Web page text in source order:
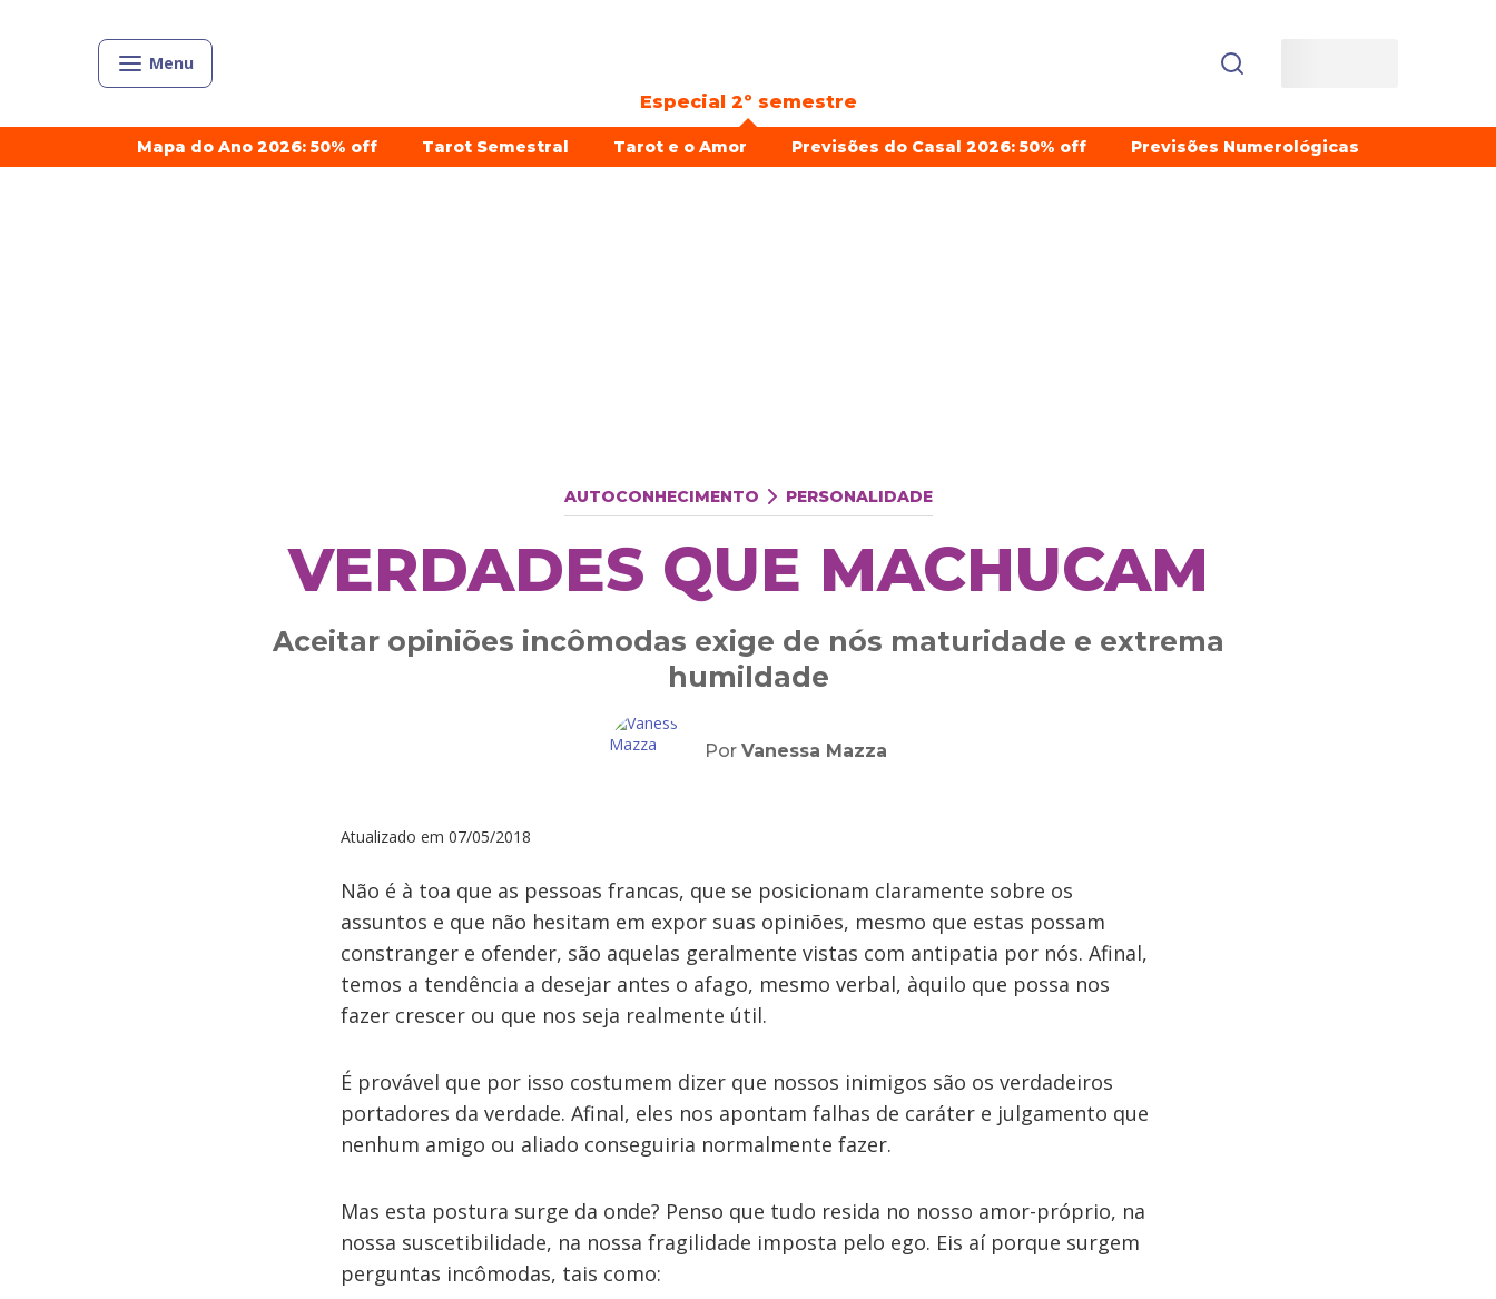
Menu
Especial 2º semestre
Mapa do Ano 2026: 50% off Tarot Semestral Tarot e o Amor Previsões do Casal 2026: 50% off Previsões Numerológicas
AUTOCONHECIMENTO PERSONALIDADE
VERDADES QUE MACHUCAM
Aceitar opiniões incômodas exige de nós maturidade e extrema
humildade
Por Vanessa Mazza
Atualizado em 07/05/2018
Não é à toa que as pessoas francas, que se posicionam claramente sobre os
assuntos e que não hesitam em expor suas opiniões, mesmo que estas possam
constranger e ofender, são aquelas geralmente vistas com antipatia por nós. Afinal,
temos a tendência a desejar antes o afago, mesmo verbal, àquilo que possa nos
fazer crescer ou que nos seja realmente útil.
É provável que por isso costumem dizer que nossos inimigos são os verdadeiros
portadores da verdade. Afinal, eles nos apontam falhas de caráter e julgamento que
nenhum amigo ou aliado conseguiria normalmente fazer.
Mas esta postura surge da onde? Penso que tudo resida no nosso amor-próprio, na
nossa suscetibilidade, na nossa fragilidade imposta pelo ego. Eis aí porque surgem
perguntas incômodas, tais como: